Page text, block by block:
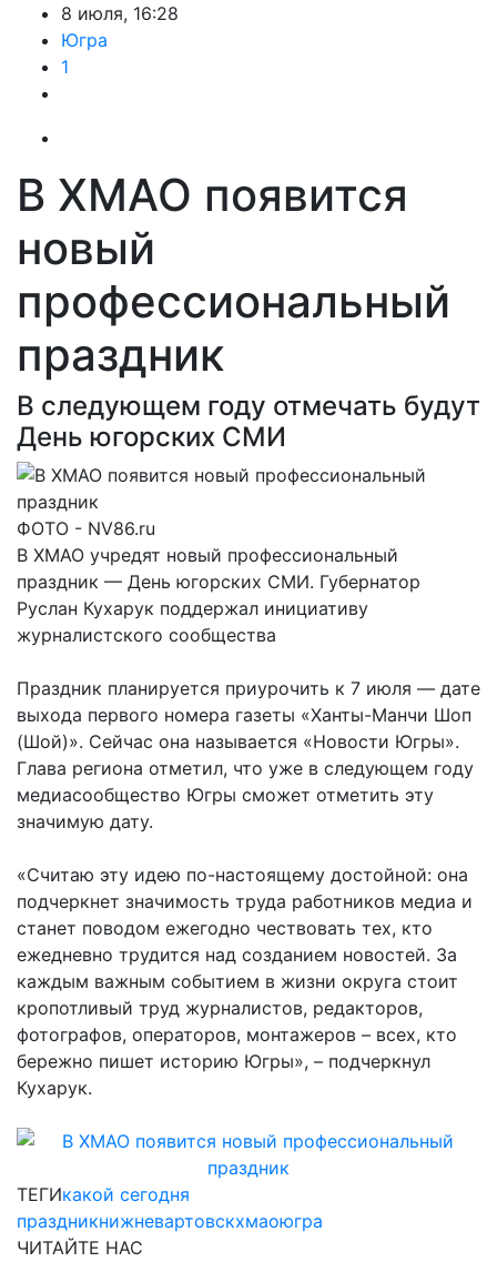
8 июля, 16:28
Югра
1
В ХМАО появится
новый
профессиональный
праздник
В следующем году отмечать будут
День югорских СМИ
ФОТО - NV86.ru
В ХМАО учредят новый профессиональный
праздник — День югорских СМИ. Губернатор
Руслан Кухарук поддержал инициативу
журналистского сообщества
Праздник планируется приурочить к 7 июля — дате
выхода первого номера газеты «Ханты-Манчи Шоп
(Шой)». Сейчас она называется «Новости Югры».
Глава региона отметил, что уже в следующем году
медиасообщество Югры сможет отметить эту
значимую дату.
«Считаю эту идею по-настоящему достойной: она
подчеркнет значимость труда работников медиа и
станет поводом ежегодно чествовать тех, кто
ежедневно трудится над созданием новостей. За
каждым важным событием в жизни округа стоит
кропотливый труд журналистов, редакторов,
фотографов, операторов, монтажеров – всех, кто
бережно пишет историю Югры», – подчеркнул
Кухарук.
ТЕГИкакой сегодня
праздникнижневартовскхмаоюгра
ЧИТАЙТЕ НАС